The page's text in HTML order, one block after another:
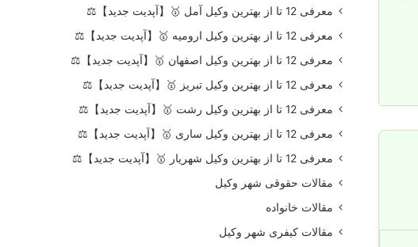
معرفی 12 تا از بهترین وکیل آمل 🥇【آپدیت جدید】⚖️
معرفی 12 تا از بهترین وکیل ارومیه 🥇【آپدیت جدید】⚖️
معرفی 12 تا از بهترین وکیل اصفهان 🥇【آپدیت جدید】⚖️
معرفی 12 تا از بهترین وکیل تبریز 🥇【آپدیت جدید】⚖️
معرفی 12 تا از بهترین وکیل رشت 🥇【آپدیت جدید】⚖️
معرفی 12 تا از بهترین وکیل ساری 🥇【آپدیت جدید】⚖️
معرفی 12 تا از بهترین وکیل شهریار 🥇【آپدیت جدید】⚖️
مقالات حقوقی شهر وکیل
مقالات خانواده
مقالات کیفری شهر وکیل